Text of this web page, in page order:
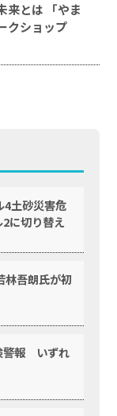
4土砂災害危
に切り替え
林吾朗氏が初
警報 いずれ
来とは 「やま
クショップ